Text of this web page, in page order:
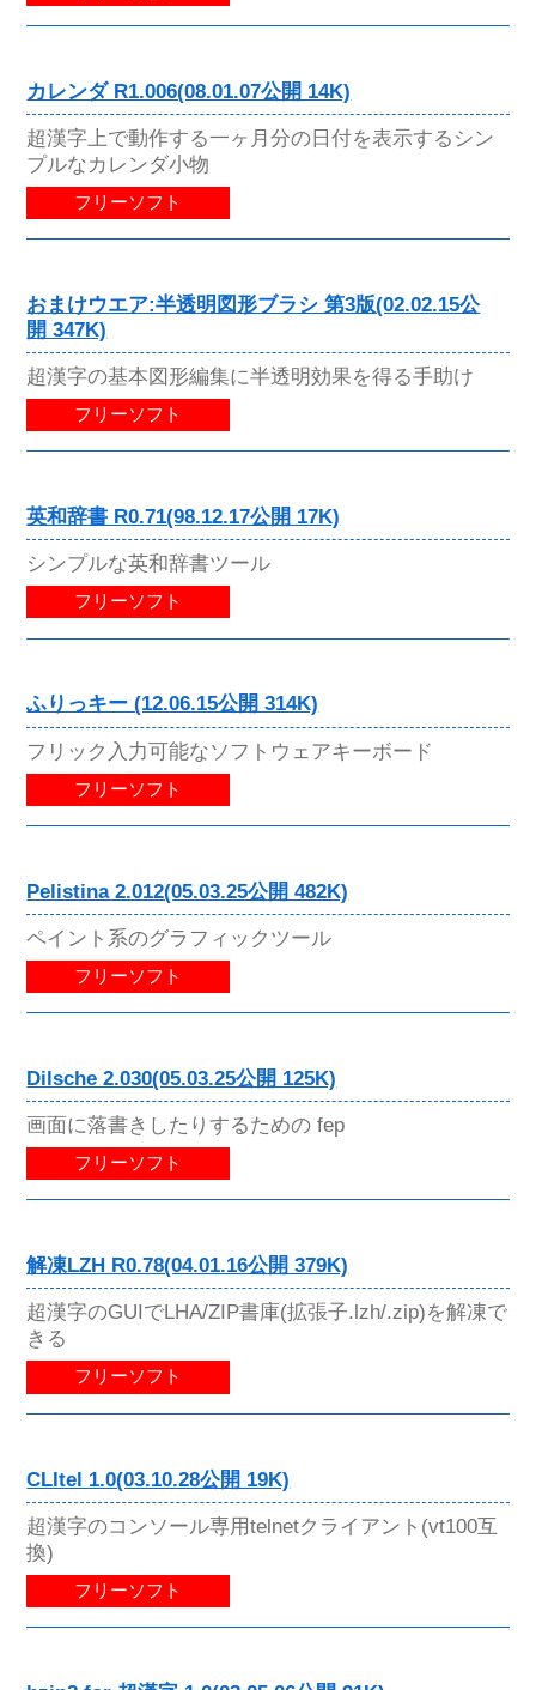
カレンダ R1.006(08.01.07公開 14K)
超漢字上で動作する一ヶ月分の日付を表示するシン
プルなカレンダ小物
フリーソフト
おまけウエア:半透明図形ブラシ 第3版(02.02.15公
開 347K)
超漢字の基本図形編集に半透明効果を得る手助け
フリーソフト
英和辞書 R0.71(98.12.17公開 17K)
シンプルな英和辞書ツール
フリーソフト
ふりっキー (12.06.15公開 314K)
フリック入力可能なソフトウェアキーボード
フリーソフト
Pelistina 2.012(05.03.25公開 482K)
ペイント系のグラフィックツール
フリーソフト
Dilsche 2.030(05.03.25公開 125K)
画面に落書きしたりするための fep
フリーソフト
解凍LZH R0.78(04.01.16公開 379K)
超漢字のGUIでLHA/ZIP書庫(拡張子.lzh/.zip)を解凍で
きる
フリーソフト
CLItel 1.0(03.10.28公開 19K)
超漢字のコンソール専用telnetクライアント(vt100互
換)
フリーソフト